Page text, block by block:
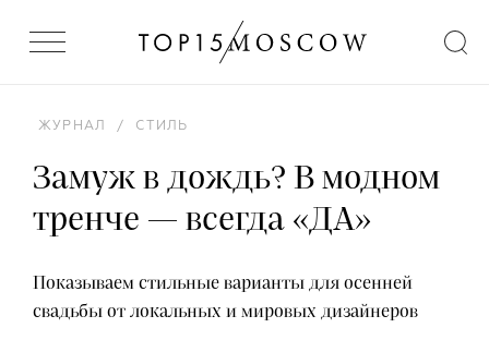
ЖУРНАЛ / СТИЛЬ
Замуж в дождь? В модном
тренче — всегда «ДА»
Показываем стильные варианты для осенней
свадьбы от локальных и мировых дизайнеров